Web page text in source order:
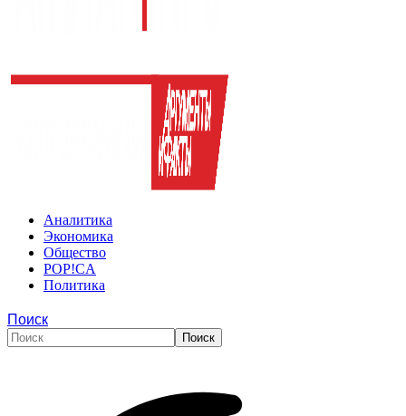
Аналитика
Экономика
Общество
POP!CA
Политика
Поиск